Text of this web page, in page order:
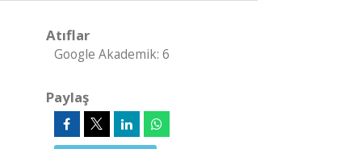
Atıflar
Google Akademik: 6
Paylaş